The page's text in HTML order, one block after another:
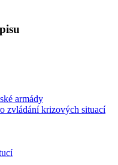
armády
zvládání krizových situací